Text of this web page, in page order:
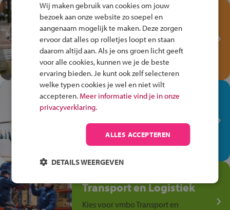
Test je kennis met het
Fiets Veilig
Verkeersspel!
Speel het Fiets Veilig Verkeersspel
en win een Cortina-fiets!
In de winkel ben je op je
plek!
Ontdek via het vmbo jouw talent
op de winkelvloer, waar elke dag
anders is!
Transport en Logistiek
Kies voor vmbo Transport en
Wij maken gebruik van cookies om jouw
bezoek aan onze website zo soepel en
aangenaam mogelijk te maken. Deze zorgen
ervoor dat alles op rolletjes loopt en staan
daarom altijd aan. Als je ons groen licht geeft
voor alle cookies, kunnen we je de beste
ervaring bieden. Je kunt ook zelf selecteren
welke typen cookies je wel en niet wilt
accepteren. Meer informatie vind je in onze
privacyverklaring.
ALLES ACCEPTEREN
DETAILS WEERGEVEN